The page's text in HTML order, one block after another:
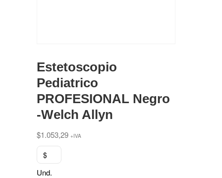
Estetoscopio
Pediatrico
PROFESIONAL Negro
-Welch Allyn
$1.053,29 +IVA
$
Und.